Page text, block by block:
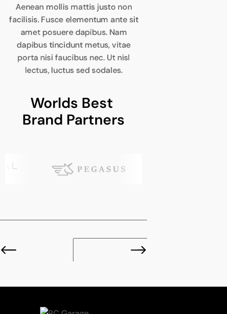
Aenean mollis mattis justo non
facilisis. Fusce elementum ante sit
amet posuere dapibus. Nam
dapibus tincidunt metus, vitae
porta nisi faucibus nec. Ut nisl
lectus, luctus sed sodales.
Worlds Best
Brand Partners